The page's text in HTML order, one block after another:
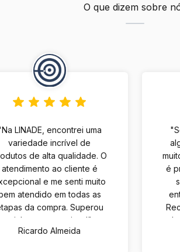
O que dizem sobre
LINADE, encontrei uma
variedade incrível de
de alta qualidade. O
atendimento ao cliente é
e me senti muito
atendido em todas as
da compra. Superou
minhas expectativas!"
Ricardo Almeida
é